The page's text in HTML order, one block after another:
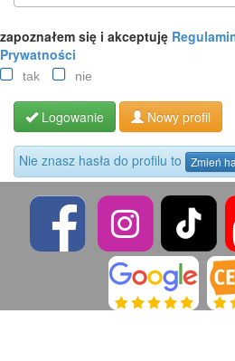
zapoznałem się i akceptuję
Prywatności
tak nie
Logowanie Nowy profil
Nie znasz hasła do profilu to Zmień